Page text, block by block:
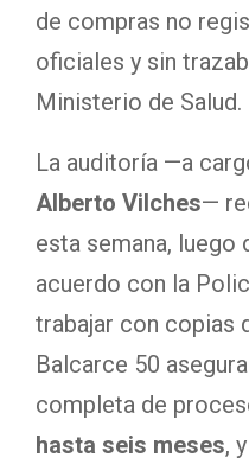
de compras no
oficiales y sin
Ministerio de Salud.
La auditoría —a
Alberto Vilches—
esta semana, luego
acuerdo con la
trabajar con copias
Balcarce 50
completa de
hasta seis meses,